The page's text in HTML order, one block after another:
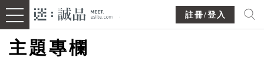
註冊/登入
主題專欄